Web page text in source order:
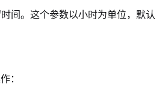
间。这个参数以小时为单位，默认
：